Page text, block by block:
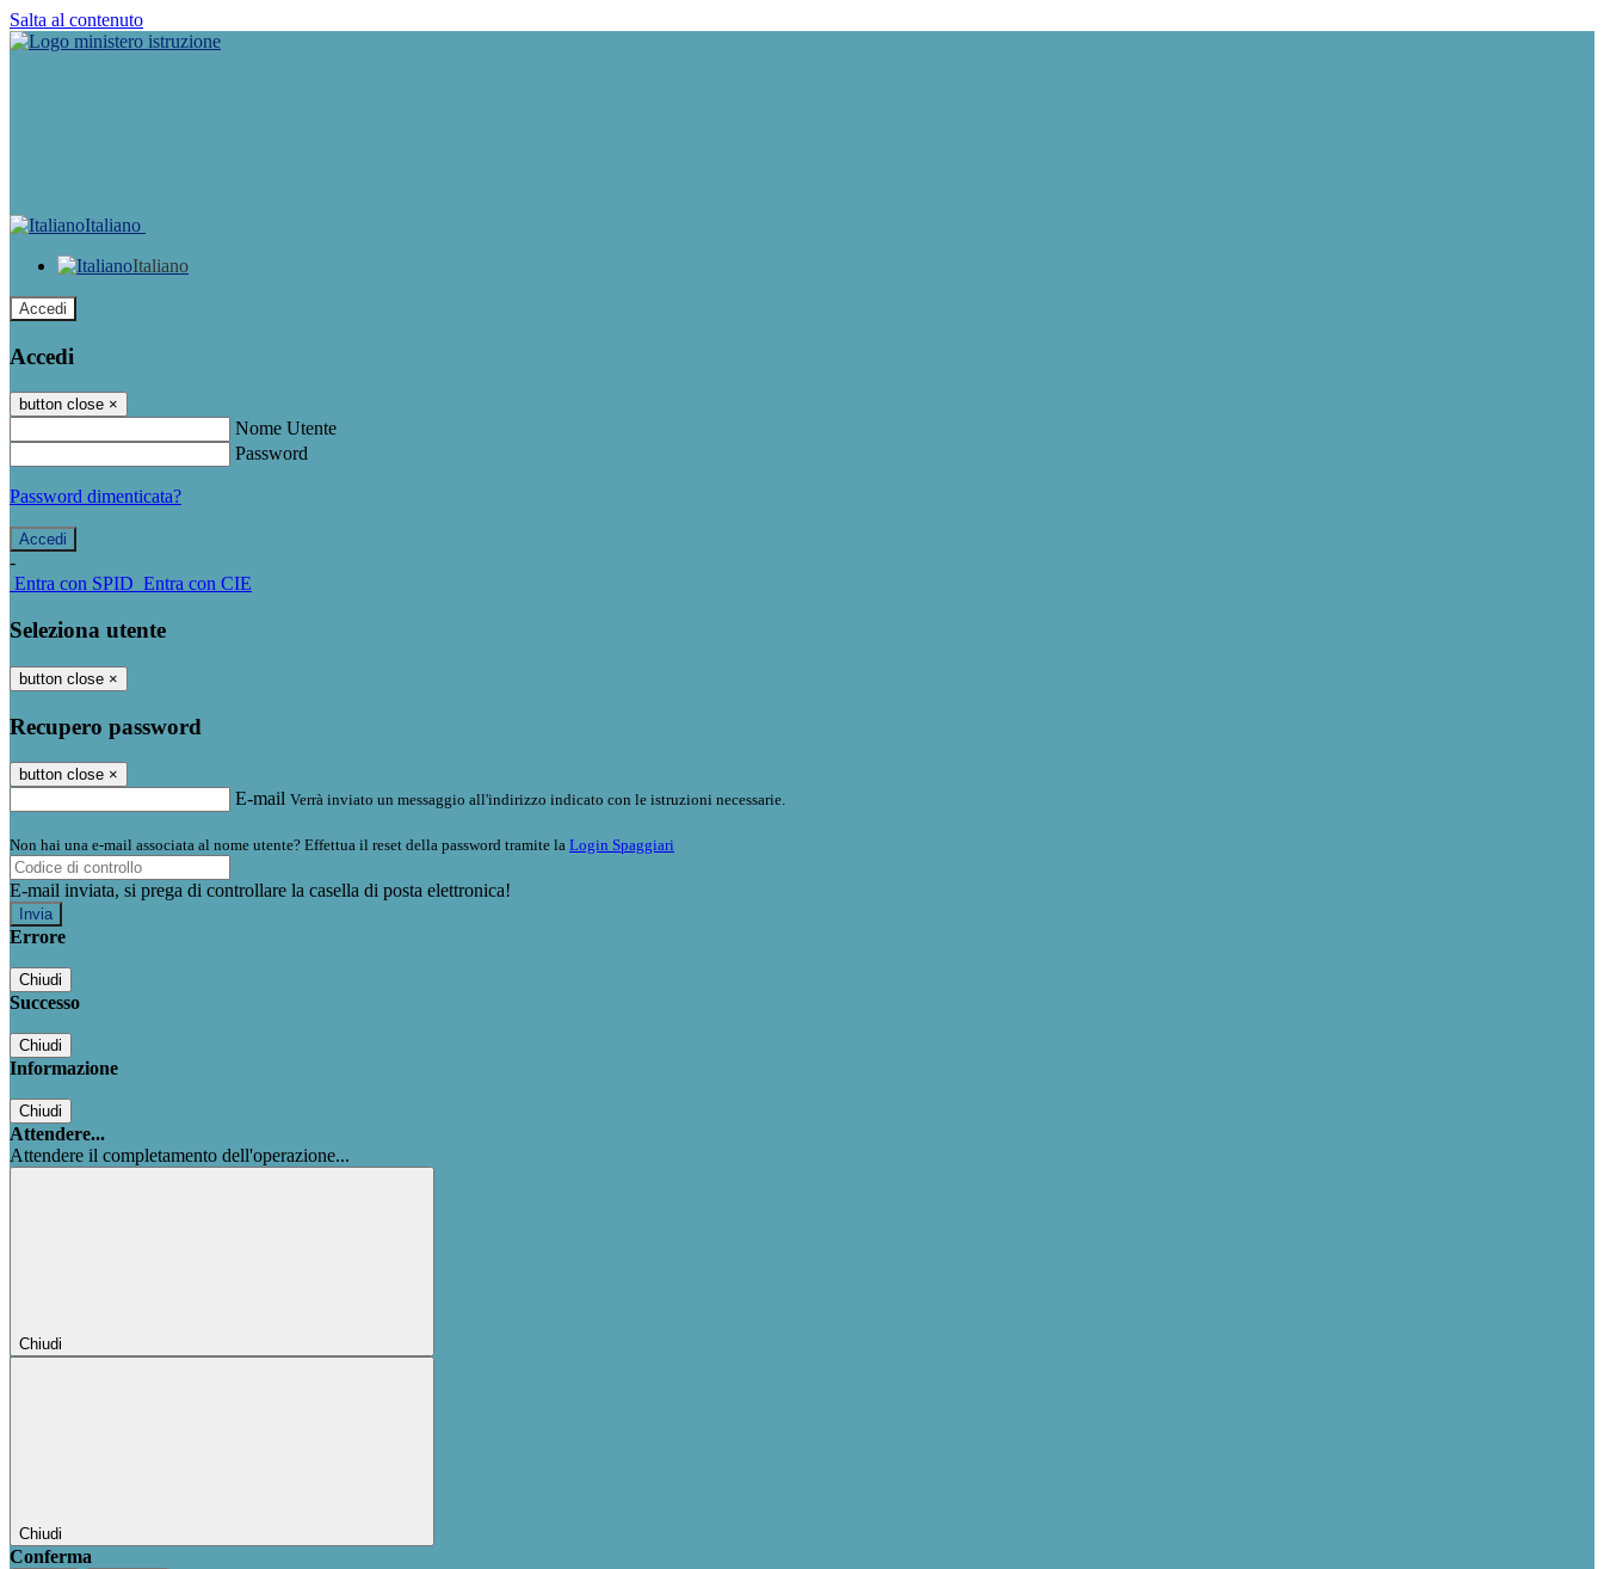
Salta al contenuto
Italiano
Italiano
Accedi
Accedi
button close ×
Nome Utente
Password
Password dimenticata?
-
Entra con SPID Entra con CIE
Seleziona utente
button close ×
Recupero password
button close ×
E-mail Verrà inviato un messaggio all'indirizzo indicato con le istruzioni necessarie.
Non hai una e-mail associata al nome utente? Effettua il reset della password tramite la Login Spaggiari
E-mail inviata, si prega di controllare la casella di posta elettronica!
Errore
Chiudi
Successo
Chiudi
Informazione
Chiudi
Attendere...
Attendere il completamento dell'operazione...
Chiudi
Chiudi
Conferma